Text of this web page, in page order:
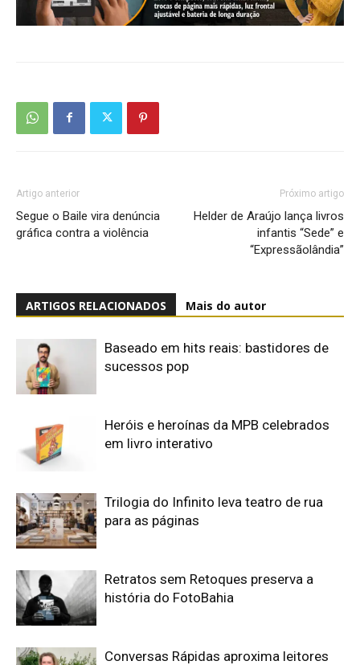
Artigo anterior
Segue o Baile vira denúncia
gráfica contra a violência
Próximo artigo
Helder de Araújo lança livros
infantis “Sede” e
“Expressãolândia”
ARTIGOS RELACIONADOS Mais do autor
Baseado em hits reais: bastidores de
sucessos pop
Heróis e heroínas da MPB celebrados
em livro interativo
Trilogia do Infinito leva teatro de rua
para as páginas
Retratos sem Retoques preserva a
história do FotoBahia
Conversas Rápidas aproxima leitores